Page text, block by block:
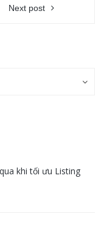
Next post
khi tối ưu Listing